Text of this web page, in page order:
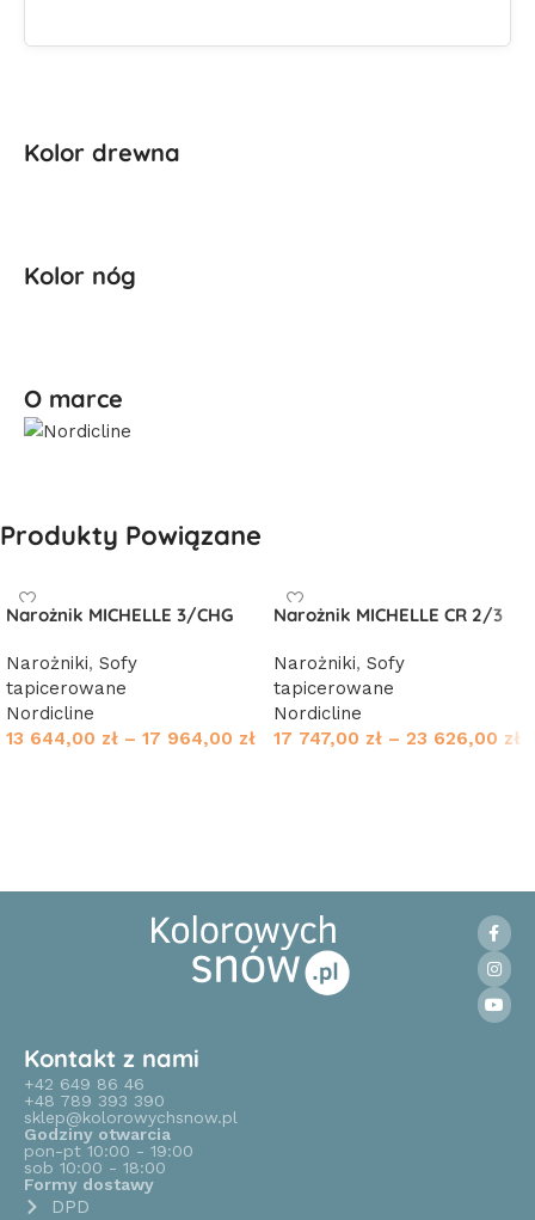
Kolor drewna
Kolor nóg
O marce
Produkty Powiązane
Narożnik MICHELLE 3/CHG
Narożniki, Sofy
tapicerowane
Nordicline
13 644,00 zł – 17 964,00 zł
Narożnik MICHELLE CR 2/3
Narożniki, Sofy
tapicerowane
Nordicline
17 747,00 zł – 23 626,00 zł
Kontakt z nami
+42 649 86 46
+48 789 393 390
sklep@kolorowychsnow.pl
Godziny otwarcia
pon-pt 10:00 - 19:00
sob 10:00 - 18:00
Formy dostawy
DPD